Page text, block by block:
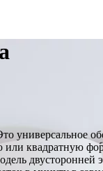
универсальное
квадратную